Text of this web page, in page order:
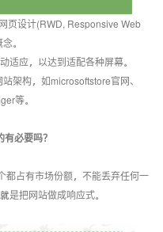
页设计(RWD, Responsive Web
。
适应，以达到适配各种屏幕。
架构，如microsoftstore官网、
等。
必要吗？
都占有市场份额，不能丢弃任何一
是把网站做成响应式。